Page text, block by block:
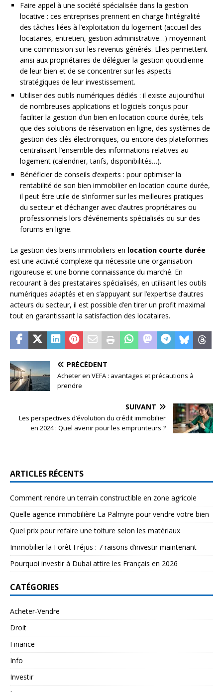
Faire appel à une société spécialisée dans la gestion
locative : ces entreprises prennent en charge l’intégralité
des tâches liées à l’exploitation du logement (accueil des
locataires, entretien, gestion administrative…) moyennant
une commission sur les revenus générés. Elles permettent
ainsi aux propriétaires de déléguer la gestion quotidienne
de leur bien et de se concentrer sur les aspects
stratégiques de leur investissement.
Utiliser des outils numériques dédiés : il existe aujourd’hui
de nombreuses applications et logiciels conçus pour
faciliter la gestion d’un bien en location courte durée, tels
que des solutions de réservation en ligne, des systèmes de
gestion des clés électroniques, ou encore des plateformes
centralisant l’ensemble des informations relatives au
logement (calendrier, tarifs, disponibilités…).
Bénéficier de conseils d’experts : pour optimiser la
rentabilité de son bien immobilier en location courte durée,
il peut être utile de s’informer sur les meilleures pratiques
du secteur et d’échanger avec d’autres propriétaires ou
professionnels lors d’événements spécialisés ou sur des
forums en ligne.
La gestion des biens immobiliers en location courte durée
est une activité complexe qui nécessite une organisation
rigoureuse et une bonne connaissance du marché. En
recourant à des prestataires spécialisés, en utilisant les outils
numériques adaptés et en s’appuyant sur l’expertise d’autres
acteurs du secteur, il est possible d’en tirer un profit maximal
tout en garantissant la satisfaction des locataires.
PRÉCÉDENT
Acheter en VEFA : avantages et précautions à
prendre
SUIVANT
Les perspectives d’évolution du crédit immobilier
en 2024 : Quel avenir pour les emprunteurs ?
ARTICLES RÉCENTS
Comment rendre un terrain constructible en zone agricole
Quelle agence immobilière La Palmyre pour vendre votre bien
Quel prix pour refaire une toiture selon les matériaux
Immobilier la Forêt Fréjus : 7 raisons d’investir maintenant
Pourquoi investir à Dubai attire les Français en 2026
CATÉGORIES
Acheter-Vendre
Droit
Finance
Info
Investir